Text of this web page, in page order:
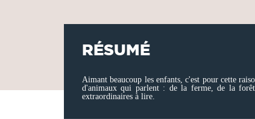
RÉSUMÉ
Aimant beaucoup les enfants, c'est pour cette
d'animaux qui parlent : de la ferme, de la forêt
extraordinaires à lire.